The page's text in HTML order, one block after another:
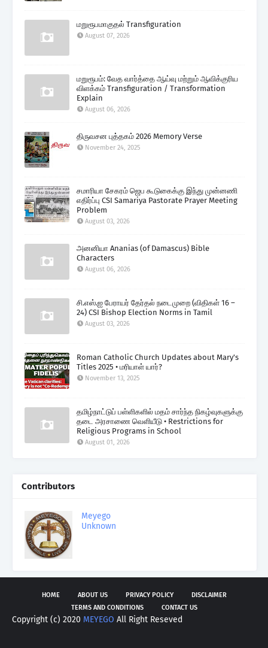
மறுரூபமாகுதல் Transfiguration
August 07, 2026
மறுரூபம்: வேத வார்த்தை ஆய்வு மற்றும் ஆவிக்குரிய
விளக்கம் Transfiguration / Transformation
Explain
August 06, 2026
திருவசன புத்தகம் 2026 Memory Verse
November 24, 2025
சமாரியா சேகரம் ஜெப கூடுகைக்கு இந்து முன்னணி
எதிர்ப்பு CSI Samariya Pastorate Prayer Meeting
Problem
August 03, 2026
அனனியா Ananias (of Damascus) Bible
Characters
August 06, 2026
சி.எஸ்.ஐ பேராயர் தேர்தல் நடைமுறை (விதிகள் 16 –
24) CSI Bishop Election Norms in Tamil
August 03, 2026
Roman Catholic Church Updates about Mary's
Titles 2025 • மரியாள் யார்?
November 13, 2025
தமிழ்நாட்டுப் பள்ளிகளில் மதம் சார்ந்த நிகழ்வுகளுக்கு
தடை அரசாணை வெளியீடு • Restrictions for
Religious Programs in School
August 01, 2026
Contributors
Meyego
Unknown
HOME ABOUT US PRIVACY POLICY
DISCLAIMER
TERMS AND CONDITIONS
CONTACT US
Copyright (c) 2020 MEYEGO All Right Reseved